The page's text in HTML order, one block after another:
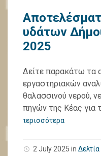
υδάτων
2025
Δείτε παρακάτω τα
εργαστηριακών
θαλασσινού νερού,
πηγών της Κέας για
περισσότερα
2 July 2025 in